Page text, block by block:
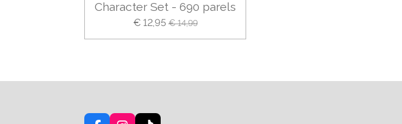
Character Set - 690 parels
€ 12,95 € 14,99